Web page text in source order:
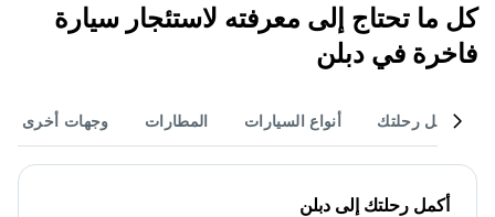
كل ما تحتاج إلى معرفته لاستئجار سيارة
فاخرة في دبلن
أكمل رحلتك أنواع السيارات المطارات وجهات أخرى
أكمل رحلتك إلى دبلن